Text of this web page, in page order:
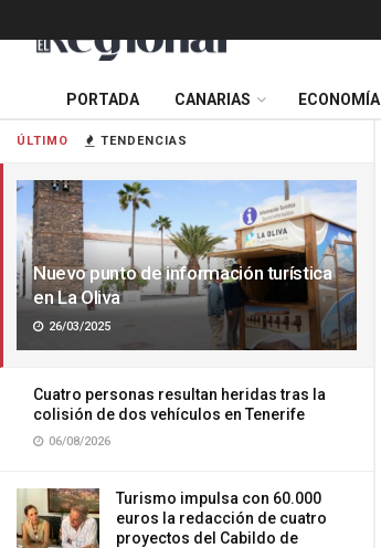
ÚLTIMO TENDENCIAS
Nuevo punto de información turística
en La Oliva
26/03/2025
Cuatro personas resultan heridas tras la
colisión de dos vehículos en Tenerife
06/08/2026
Turismo impulsa con 60.000
euros la redacción de cuatro
proyectos del Cabildo de
PORTADA CANARIAS ECONOMÍA